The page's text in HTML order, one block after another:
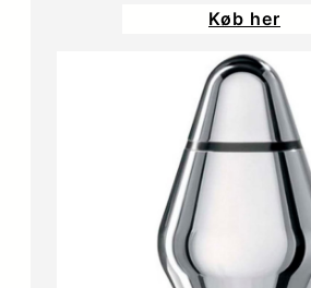
pris
var:
599,00
Køb her